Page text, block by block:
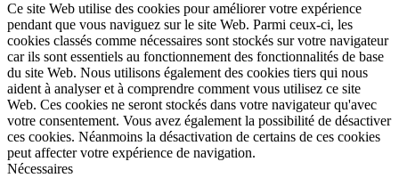
Ce site Web utilise des cookies pour améliorer votre expérience
pendant que vous naviguez sur le site Web. Parmi ceux-ci, les
cookies classés comme nécessaires sont stockés sur votre navigateur
car ils sont essentiels au fonctionnement des fonctionnalités de base
du site Web. Nous utilisons également des cookies tiers qui nous
aident à analyser et à comprendre comment vous utilisez ce site
Web. Ces cookies ne seront stockés dans votre navigateur qu'avec
votre consentement. Vous avez également la possibilité de désactiver
ces cookies. Néanmoins la désactivation de certains de ces cookies
peut affecter votre expérience de navigation.
Nécessaires